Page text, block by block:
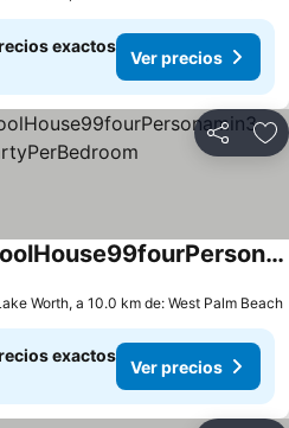
exactos
Ver precios
Compartir
HolydayPalmBeachPoolHouse99fourPersonamin3 to5PersPartyPerBedroom
Worth, a 10.0 km de: West Palm Beach
exactos
Ver precios